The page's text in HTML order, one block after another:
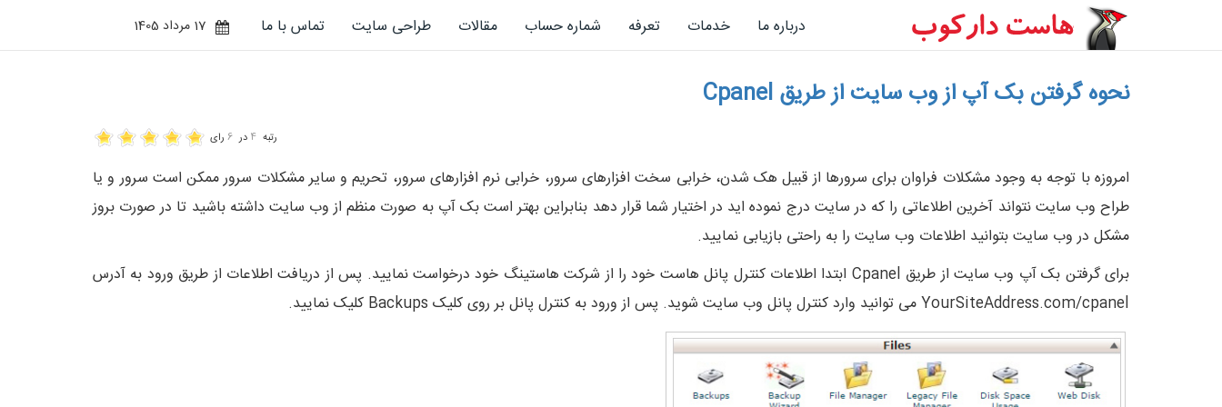
درباره ما خدمات تعرفه شماره حساب مقالات طراحی سایت تماس با ما 17 مرداد 1405
نحوه گرفتن بک آپ از وب سایت از طریق Cpanel
رتبه 4 در 6 رای
امروزه با توجه به وجود مشکلات فراوان برای سرورها از قبیل هک شدن، خرابی سخت افزارهای سرور، خرابی نرم افزارهای سرور، تحریم و سایر مشکلات سرور ممکن است سرور و یا
طراح وب سایت نتواند آخرین اطلاعاتی را که در سایت درج نموده اید در اختیار شما قرار دهد بنابراین بهتر است بک آپ به صورت منظم از وب سایت داشته باشید تا در صورت بروز
مشکل در وب سایت بتوانید اطلاعات وب سایت را به راحتی بازیابی نمایید.
برای گرفتن بک آپ وب سایت از طریق Cpanel ابتدا اطلاعات کنترل پانل هاست خود را از شرکت هاستینگ خود درخواست نمایید. پس از دریافت اطلاعات از طریق ورود به آدرس
YourSiteAddress.com/cpanel می توانید وارد کنترل پانل وب سایت شوید. پس از ورود به کنترل پانل بر روی کلیک Backups کلیک نمایید.